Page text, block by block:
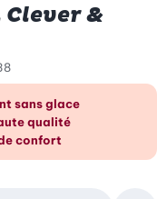
&
coup d’œil
sans glace
qualité
confort